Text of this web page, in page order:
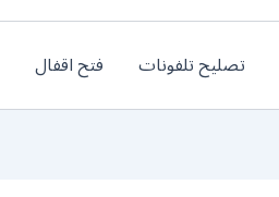
تصليح تلفونات فتح اقفال